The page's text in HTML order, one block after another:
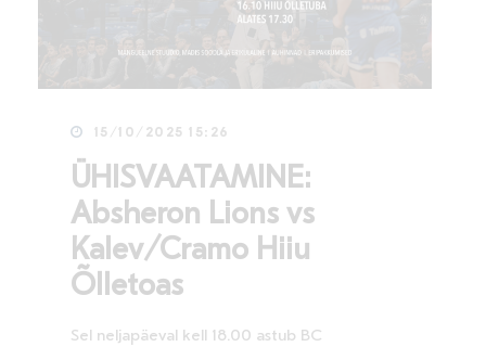
15/10/2025 15:26
ÜHISVAATAMINE:
Absheron Lions vs
Kalev/Cramo Hiiu
Õlletoas
Sel neljapäeval kell 18.00 astub BC